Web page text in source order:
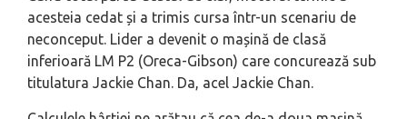
acesteia cedat și a trimis cursa într-un scenariu de
neconceput. Lider a devenit o mașină de clasă
inferioară LM P2 (Oreca-Gibson) care concurează sub
titulatura Jackie Chan. Da, acel Jackie Chan.